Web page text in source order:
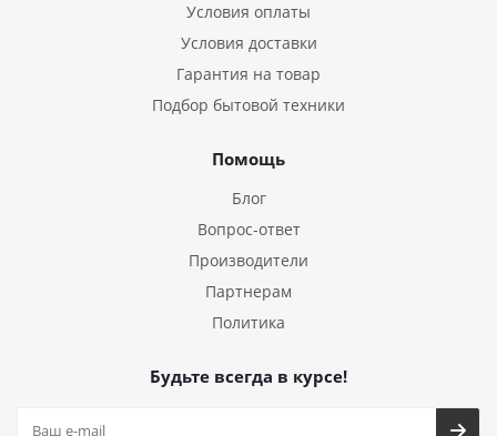
Условия оплаты
Условия доставки
Гарантия на товар
Подбор бытовой техники
Помощь
Блог
Вопрос-ответ
Производители
Партнерам
Политика
Будьте всегда в курсе!